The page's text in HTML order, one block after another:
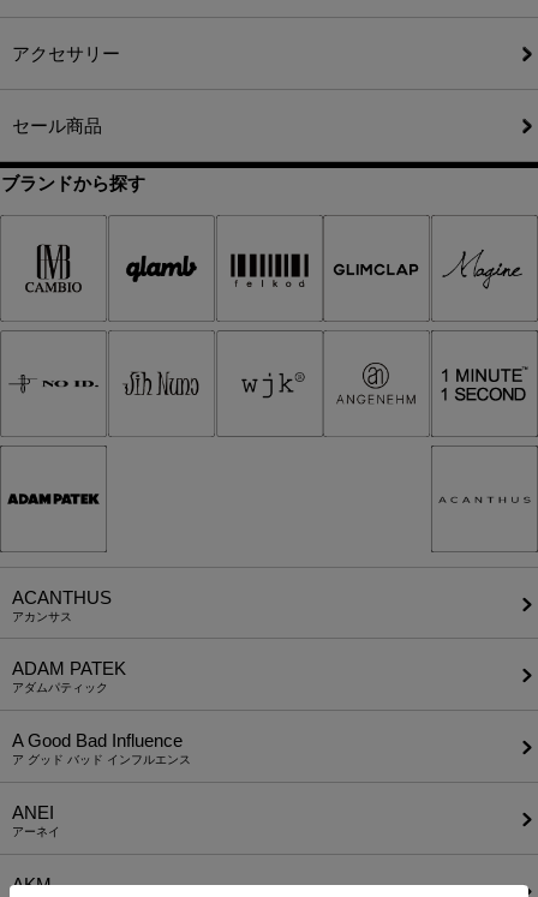
アクセサリー
セール商品
ブランドから探す
ACANTHUS
アカンサス
ADAM PATEK
アダムパティック
A Good Bad Influence
ア グッド バッド インフルエンス
ANEI
アーネイ
AKM